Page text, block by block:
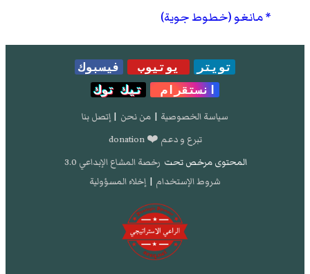
مانغو (خطوط جوية)
تويتر يوتيوب
فيسبوك
انستقرام
تيك توك
سياسة الخصوصية | من نحن | إتصل بنا
تبرع و دعم ❤️ donation
المحتوى مرخص تحت رخصة المشاع الإبداعي 3.0
شروط الإستخدام | إخلاء المسؤولية